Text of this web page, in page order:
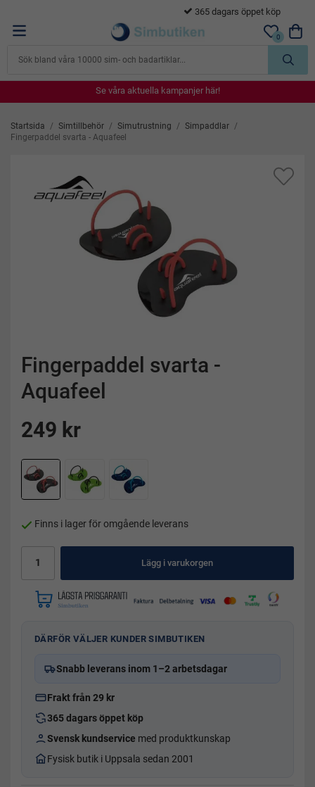
365 dagars öppet köp
0
Se våra aktuella kampanjer här!
Se våra aktuella kampanjer här!
Se våra aktuella kampanjer här!
Se våra aktuella kampanjer här!
Startsida / Simtillbehör / Simutrustning / Simpaddlar /
Fingerpaddel svarta - Aquafeel
Fingerpaddel svarta -
Aquafeel
249 kr
Finns i lager för omgående leverans
Lägg i varukorgen
DÄRFÖR VÄLJER KUNDER SIMBUTIKEN
Snabb leverans inom 1–2 arbetsdagar
Frakt från 29 kr
365 dagars öppet köp
Svensk kundservice med produktkunskap
Fysisk butik i Uppsala sedan 2001